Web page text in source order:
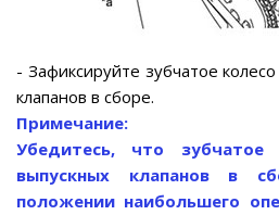
- Зафиксируйте зубчатое
клапанов в сборе.
Примечание:
Убедитесь, что зубчатое
выпускных клапанов в
положении наибольшего